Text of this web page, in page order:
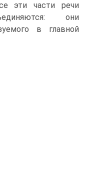
эти части речи
они
в главной